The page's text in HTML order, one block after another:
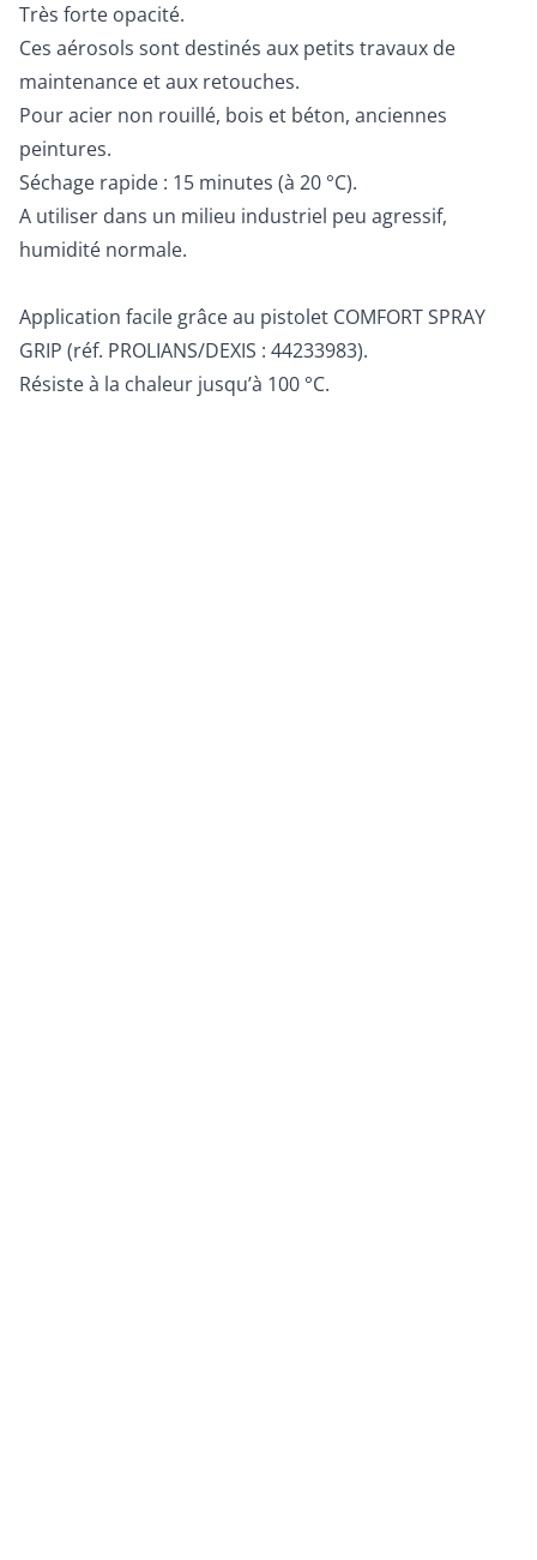
Très forte opacité.
Ces aérosols sont destinés aux petits travaux de
maintenance et aux retouches.
Pour acier non rouillé, bois et béton, anciennes
peintures.
Séchage rapide : 15 minutes (à 20 °C).
A utiliser dans un milieu industriel peu agressif,
humidité normale.
Application facile grâce au pistolet COMFORT SPRAY
GRIP (réf. PROLIANS/DEXIS : 44233983).
Résiste à la chaleur jusqu’à 100 °C.